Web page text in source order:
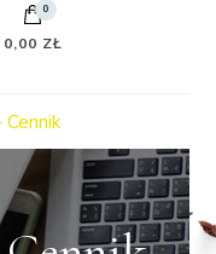
0
0,00 ZŁ